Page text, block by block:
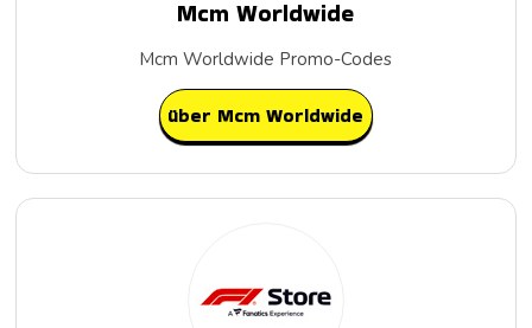
Mcm Worldwide
Mcm Worldwide Promo-Codes
über Mcm Worldwide